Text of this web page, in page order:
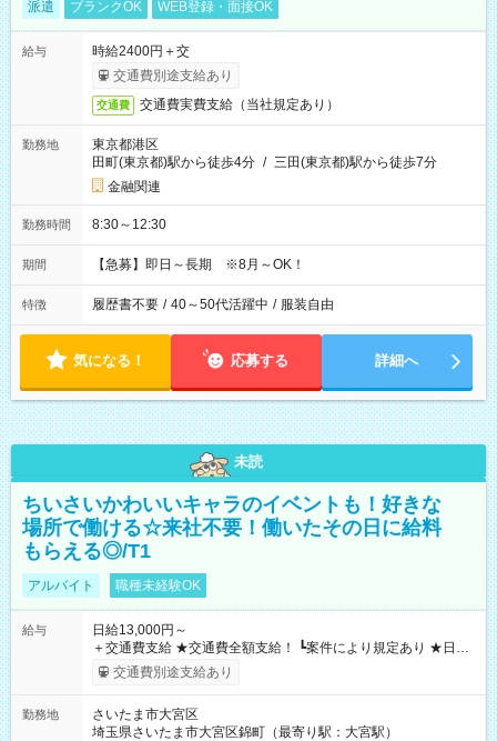
派遣 ブランクOK WEB登録・面接OK
給与
時給2400円＋交
交通費別途支給あり
交通費 交通費実費支給（当社規定あり）
勤務地
東京都港区
田町(東京都)駅から徒歩4分 / 三田(東京都)駅から徒歩7分
金融関連
勤務時間 8:30～12:30
期間 【急募】即日～長期 ※8月～OK！
特徴 履歴書不要 / 40～50代活躍中 / 服装自由
気になる！ 応募する 詳細へ
未読
ちいさいかわいいキャラのイベントも！好きな
場所で働ける☆来社不要！働いたその日に給料
もらえる◎/T1
アルバイト 職種未経験OK
給与
日給13,000円～
＋交通費支給 ★交通費全額支給！ ┗案件により規定あり ★日払
いOK！（規定あり） ┗働いたその日に現金GET♪ お仕事後はコ
ンビニATMから 日払い分を引き落とせます！ 【試用期間】試
交通費別途支給あり
勤務地
さいたま市大宮区
埼玉県さいたま市大宮区錦町（最寄り駅：大宮駅）